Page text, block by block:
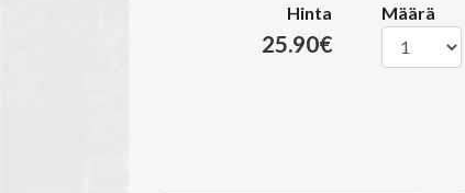
Hinta
25.90€
Määrä